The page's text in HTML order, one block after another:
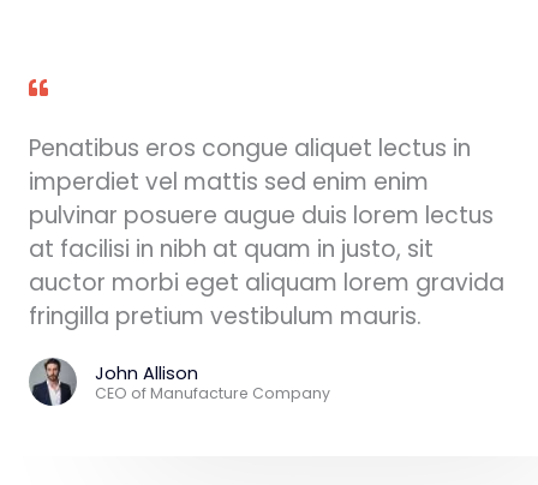
Penatibus eros congue aliquet lectus in
imperdiet vel mattis sed enim enim
pulvinar posuere augue duis lorem lectus
at facilisi in nibh at quam in justo, sit
auctor morbi eget aliquam lorem gravida
fringilla pretium vestibulum mauris.
John Allison
CEO of Manufacture Company